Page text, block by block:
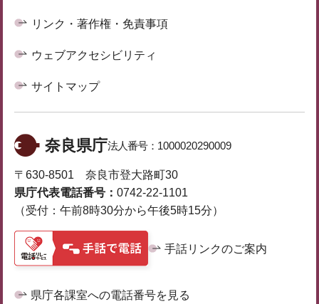
リンク・著作権・免責事項
ウェブアクセシビリティ
サイトマップ
奈良県庁法人番号： 1000020290009
〒630-8501 奈良市登大路町30
県庁代表電話番号： 0742-22-1101
（受付：午前8時30分から午後5時15分）
手話リンクのご案内
県庁各課室への電話番号を見る